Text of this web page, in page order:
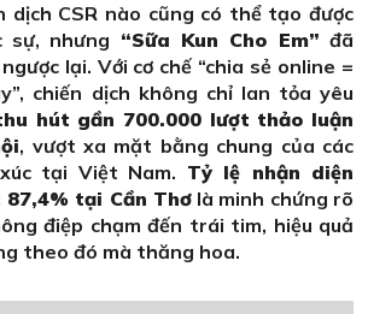
dịch CSR nào cũng có thể tạo được
sự, nhưng “Sữa Kun Cho Em” đã
lại. Với cơ chế “chia sẻ online =
chiến dịch không chỉ lan tỏa yêu
hút gần 700.000 lượt thảo luận
, vượt xa mặt bằng chung của các
tại Việt Nam. Tỷ lệ nhận diện
tại Cần Thơlà minh chứng rõ
điệp chạm đến trái tim, hiệu quả
theo đó mà thăng hoa.